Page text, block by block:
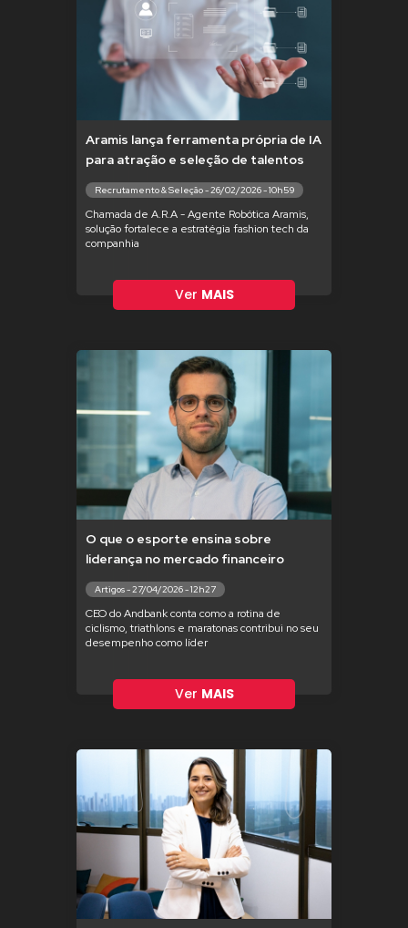
Aramis lança ferramenta própria de IA
para atração e seleção de talentos
Recrutamento & Seleção - 26/02/2026 - 10h59
Chamada de A.R.A - Agente Robótica Aramis,
solução fortalece a estratégia fashion tech da
companhia
Ver MAIS
O que o esporte ensina sobre
liderança no mercado financeiro
Artigos - 27/04/2026 - 12h27
CEO do Andbank conta como a rotina de
ciclismo, triathlons e maratonas contribui no seu
desempenho como líder
Ver MAIS